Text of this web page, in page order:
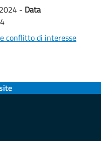
- Data
conflitto di interesse